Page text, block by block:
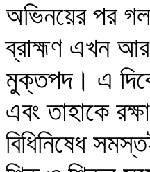
অভিনয়ের পর
ব্রাহ্মণ এখন আর
মুক্তপদ। এ দিকে
এবং তাহাকে
বিধিনিষেধ